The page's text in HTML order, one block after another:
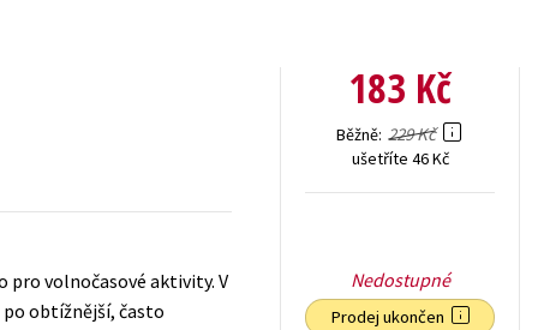
pro volnočasové aktivity. V
po obtížnější, často
183 Kč
Běžně 229 Kč
ušetříte 46 Kč
Nedostupné
Prodej ukončen